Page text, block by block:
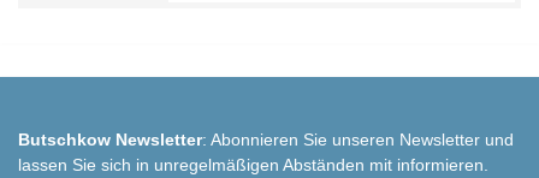
Butschkow Newsletter: Abonnieren Sie unseren Newsletter und
lassen Sie sich in unregelmäßigen Abständen mit informieren.